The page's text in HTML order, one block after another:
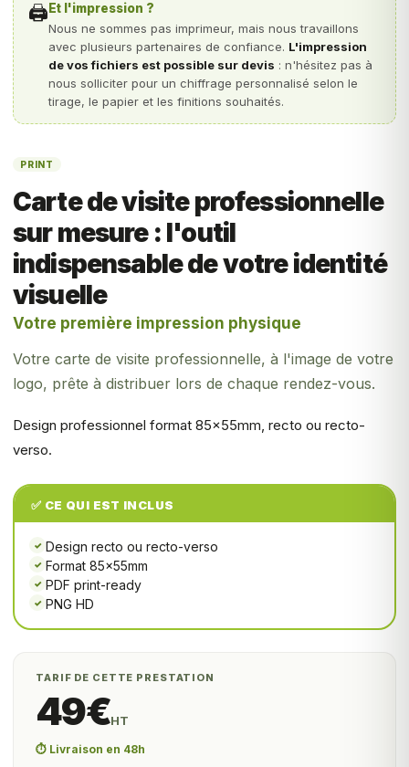
🖨️ Et l'impression ?
Nous ne sommes pas imprimeur, mais nous travaillons
avec plusieurs partenaires de confiance. L'impression
de vos fichiers est possible sur devis : n'hésitez pas à
nous solliciter pour un chiffrage personnalisé selon le
tirage, le papier et les finitions souhaités.
PRINT
Carte de visite professionnelle
sur mesure : l'outil
indispensable de votre identité
visuelle
Votre première impression physique
Votre carte de visite professionnelle, à l'image de votre
logo, prête à distribuer lors de chaque rendez-vous.
Design professionnel format 85×55mm, recto ou recto-
verso.
✅ CE QUI EST INCLUS
✓ Design recto ou recto-verso
✓ Format 85×55mm
✓ PDF print-ready
✓ PNG HD
TARIF DE CETTE PRESTATION
49€HT
⏱️ Livraison en 48h